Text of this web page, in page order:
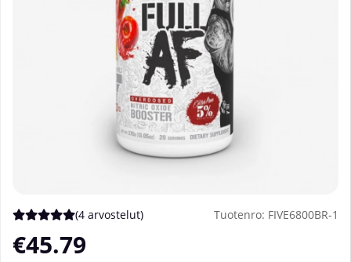
Keskiarvoluokitus 5 / 5 Arvioiden määrä 4
(4 arvostelut) Tuotenro: FIVE6800BR-1
€45.79